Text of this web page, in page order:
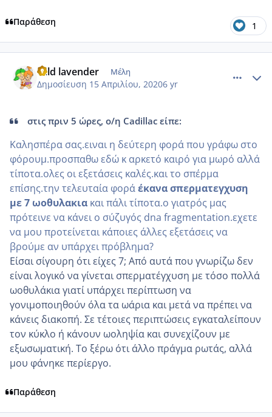
Παράθεση 1
wild lavender Μέλη
Δημοσίευση 15 Απριλίου, 20206 yr
στις πριν 5 ώρες, ο/η Cadillac είπε:
Καλησπέρα σας.ειναι η δεύτερη φορά που γράφω στο
φόρουμ.προσπαθω εδώ κ αρκετό καιρό για μωρό αλλά
τίποτα.ολες οι εξετάσεις καλές.και το σπέρμα
επίσης.την τελευταία φοράέκανα σπερματεγχυση
με 7 ωοθυλακια και πάλι τίποτα.ο γιατρός μας
πρότεινε να κάνει ο σύζυγός dna fragmentation.εχετε
να μου προτείνεται κάποιες άλλες εξετάσεις να
βρούμε αν υπάρχει πρόβλημα?
Είσαι σίγουρη ότι είχες 7; Από αυτά που γνωρίζω δεν
είναι λογικό να γίνεται σπερματέγχυση με τόσο πολλά
ωοθυλάκια γιατί υπάρχει περίπτωση να
γονιμοποιηθούν όλα τα ωάρια και μετά να πρέπει να
κάνεις διακοπή. Σε τέτοιες περιπτώσεις εγκαταλείπουν
τον κύκλο ή κάνουν ωοληψία και συνεχίζουν με
εξωσωματική. Το ξέρω ότι άλλο πράγμα ρωτάς, αλλά
μου φάνηκε περίεργο.
Παράθεση